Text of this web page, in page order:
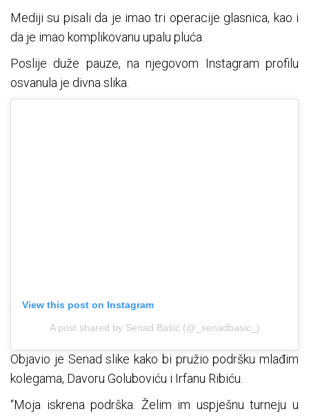
Mediji su pisali da je imao tri operacije glasnica, kao i
da je imao komplikovanu upalu pluća.
Poslije duže pauze, na njegovom Instagram profilu
osvanula je divna slika.
View this post on Instagram
A post shared by Senad Bašić (@_senadbasic_)
Objavio je Senad slike kako bi pružio podršku mlađim
kolegama, Davoru Goluboviću i Irfanu Ribiću.
“Moja iskrena podrška. Želim im uspješnu turneju u